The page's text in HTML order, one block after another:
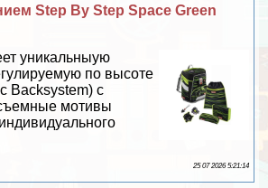
Step By Step Space Green
уникальныую
по высоте
Backsystem) с
мотивы
25 07 2026 5:21:14